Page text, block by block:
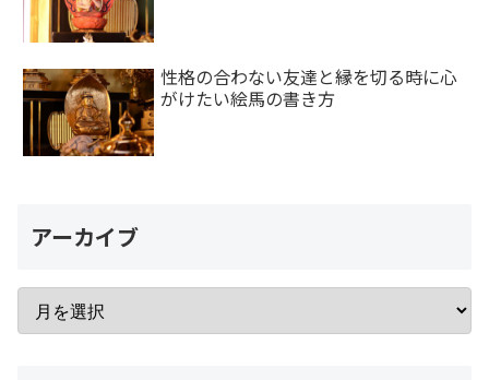
性格の合わない友達と縁を切る時に心
がけたい絵馬の書き方
アーカイブ